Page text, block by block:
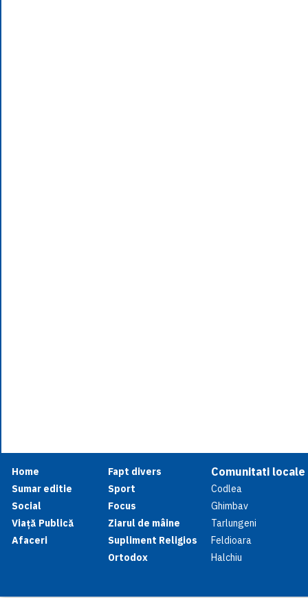
Home
Sumar editie
Social
Viață Publică
Afaceri
Fapt divers
Sport
Focus
Ziarul de mâine
Supliment Religios
Ortodox
Comunitati locale
Codlea
Ghimbav
Tarlungeni
Feldioara
Halchiu